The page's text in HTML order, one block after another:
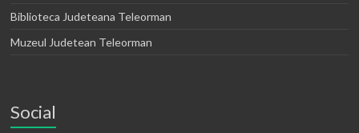
Biblioteca Judeteana Teleorman
Muzeul Judetean Teleorman
Social